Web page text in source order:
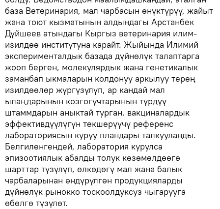
база Ветеринария, мал чарбасын өнүктүрүү, жайыт
жана тоют кызматынын алдындагы Арстанбек
Дүйшеев атындагы Кыргыз ветеринария илим-
изилдөө институтуна карайт. Жыйында Илимий
эксперименталдык базада дүйнөлүк талаптарга
жооп берген, молекулярдык жана генетикалык
заманбап ыкмаларын колдонуу аркылуу терең
изилдөөлөр жүргүзүлүп, ар кандай мал
ылаңдарынын козгогучтарынын түрдүү
штаммдарын аныктай турган, вакциналардык
эффективдүүлүгүн текшерүүчү референс
лабораториясын куруу пландары талкууланды.
Белгиленгендей, лаборатория курулса
эпизоотиялык абалды толук көзөмөлдөөгө
шарттар түзүлүп, өлкөдөгү мал жана балык
чарбаларынан өндүрүлгөн продукцияларды
дүйнөлүк рынокко тоскоолдуксуз чыгарууга
өбөлгө түзүлөт.